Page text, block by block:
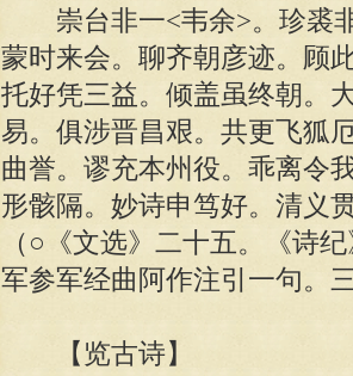
崇台非一<韦余>。珍裘非
蒙时来会。聊齐朝彦迹。顾
托好凭三益。倾盖虽终朝。
易。俱涉晋昌艰。共更飞狐
曲誉。谬充本州役。乖离令
形骸隔。妙诗申笃好。清义
（○《文选》二十五。《诗
军参军经曲阿作注引一句。
【览古诗】